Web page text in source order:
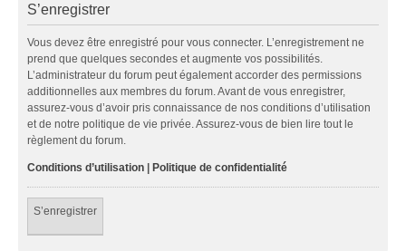
S’enregistrer
Vous devez être enregistré pour vous connecter. L’enregistrement ne
prend que quelques secondes et augmente vos possibilités.
L’administrateur du forum peut également accorder des permissions
additionnelles aux membres du forum. Avant de vous enregistrer,
assurez-vous d’avoir pris connaissance de nos conditions d’utilisation
et de notre politique de vie privée. Assurez-vous de bien lire tout le
règlement du forum.
Conditions d’utilisation | Politique de confidentialité
S’enregistrer